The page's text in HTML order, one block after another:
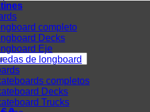
completo
Decks
Eje
de longboard
completos
Decks
Trucks